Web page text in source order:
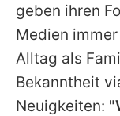
geben ihren
Medien
Alltag als
Bekanntheit
Neuigkeiten: